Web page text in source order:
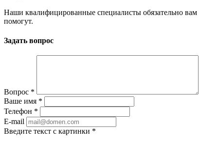
Наши квалифицированные специалисты обязательно вам
помогут.
Задать вопрос
Вопрос *
Ваше имя *
Телефон *
E-mail
Введите текст с картинки *